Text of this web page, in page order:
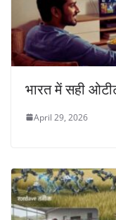
भारत में सही
April 29, 2026